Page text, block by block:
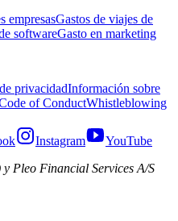
empresasGastos de viajes de
softwareGasto en marketing
privacidadInformación sobre
of ConductWhistleblowing
Instagram
YouTube
Pleo Financial Services A/S